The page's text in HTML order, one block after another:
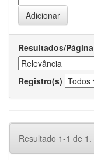
Resultados/Página
Registro(s)
Resultado 1-1 de 1.